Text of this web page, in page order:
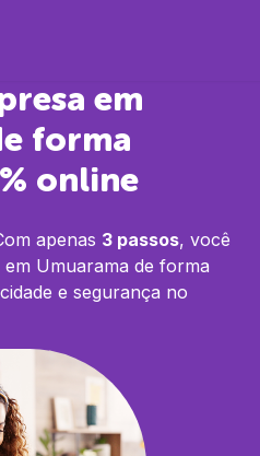
em
forma
online
apenas 3 passos, você
Umuarama de forma
e segurança no